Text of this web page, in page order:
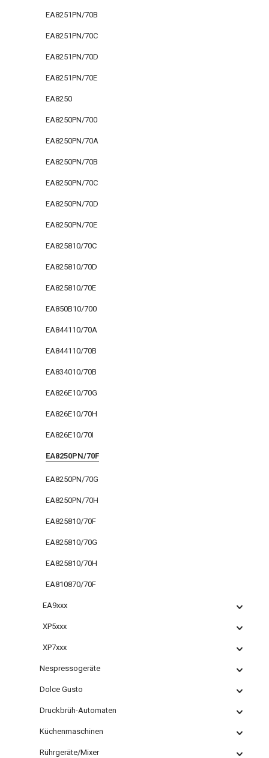
EA8251PN/70B
EA8251PN/70C
EA8251PN/70D
EA8251PN/70E
EA8250
EA8250PN/700
EA8250PN/70A
EA8250PN/70B
EA8250PN/70C
EA8250PN/70D
EA8250PN/70E
EA825810/70C
EA825810/70D
EA825810/70E
EA850B10/700
EA844110/70A
EA844110/70B
EA834010/70B
EA826E10/70G
EA826E10/70H
EA826E10/70I
EA8250PN/70F
EA8250PN/70G
EA8250PN/70H
EA825810/70F
EA825810/70G
EA825810/70H
EA810870/70F
EA9xxx
XP5xxx
XP7xxx
Nespressogeräte
Dolce Gusto
Druckbrüh-Automaten
Küchenmaschinen
Rührgeräte/Mixer